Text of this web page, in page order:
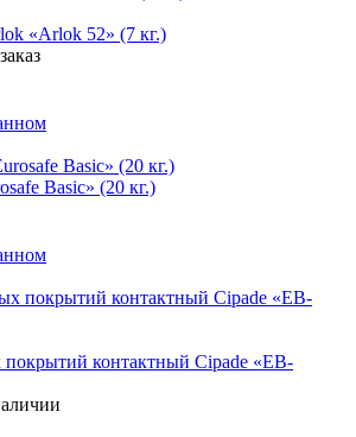
«Arlok 52» (7 кг.)
Basic» (20 кг.)
контактный Cipade «EB-